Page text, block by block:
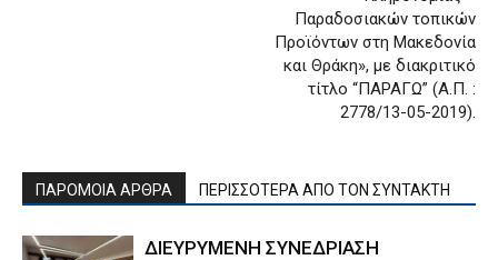
Παραδοσιακών τοπικών
Προϊόντων στη Μακεδονία
και Θράκη», με διακριτικό
τίτλο “ΠΑΡΑΓΩ” (Α.Π. :
2778/13-05-2019).
ΠΑΡΟΜΟΙΑ ΑΡΘΡΑ ΠΕΡΙΣΣΟΤΕΡΑ ΑΠΟ ΤΟΝ ΣΥΝΤΑΚΤΗ
ΔΙΕΥΡΥΜΕΝΗ ΣΥΝΕΔΡΙΑΣΗ